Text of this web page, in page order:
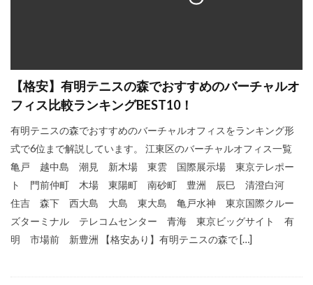
【格安】有明テニスの森でおすすめのバーチャルオ
フィス比較ランキングBEST10！
有明テニスの森でおすすめのバーチャルオフィスをランキング形
式で6位まで解説しています。 江東区のバーチャルオフィス一覧
亀戸 越中島 潮見 新木場 東雲 国際展示場 東京テレポー
ト 門前仲町 木場 東陽町 南砂町 豊洲 辰巳 清澄白河
住吉 森下 西大島 大島 東大島 亀戸水神 東京国際クルー
ズターミナル テレコムセンター 青海 東京ビッグサイト 有
明 市場前 新豊洲 【格安あり】有明テニスの森で […]